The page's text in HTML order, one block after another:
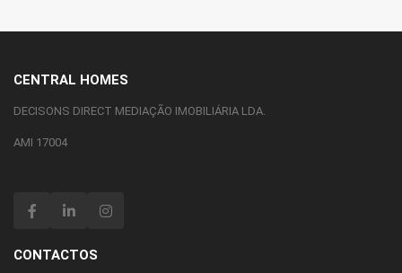
CENTRAL HOMES
DECISONS DIRECT MEDIAÇÃO IMOBILIÁRIA LDA.
AMI 17004
CONTACTOS